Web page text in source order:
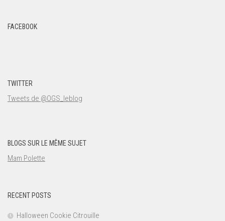
FACEBOOK
TWITTER
Tweets de @OGS_leblog
BLOGS SUR LE MÊME SUJET
Mam Polette
RECENT POSTS
Halloween Cookie Citrouille